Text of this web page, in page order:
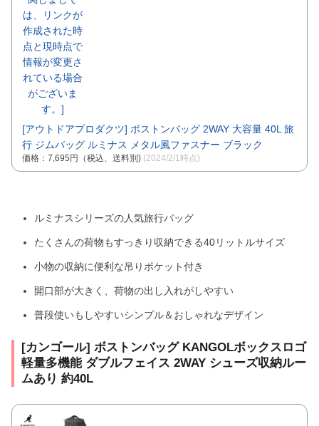
[アウトドアプロダクツ] ボストンバッグ 2WAY 大容量 40L 旅
行 ジムバッグ ルミナス メタル風ファスナー ブラック
価格：7,695円（税込、送料別) (2024/2/1時点)
ルミナスシリーズの人気旅行バッグ
たくさんの荷物もすっきり収納できる40リットルサイズ
小物の収納に便利な吊りポケット付き
開口部が大きく、荷物の出し入れがしやすい
普段使いもしやすいシンプル＆おしゃれなデザイン
[カンゴール] ボストンバッグ KANGOLボックスロゴ
軽量多機能 ダブルフェイス 2WAY シューズ収納ルー
ムあり 約40L